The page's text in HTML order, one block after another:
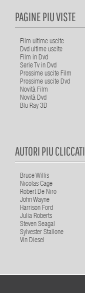
PAGINE PIU VISTE
Film ultime uscite
Dvd ultime uscite
Film in Dvd
Serie Tv in Dvd
Prossime uscite Film
Prossime uscite Dvd
Novità Film
Novità Dvd
Blu Ray 3D
AUTORI PIU CLICCATI
Bruce Willis
Nicolas Cage
Robert De Niro
John Wayne
Harrison Ford
Julia Roberts
Steven Seagal
Sylvester Stallone
Vin Diesel